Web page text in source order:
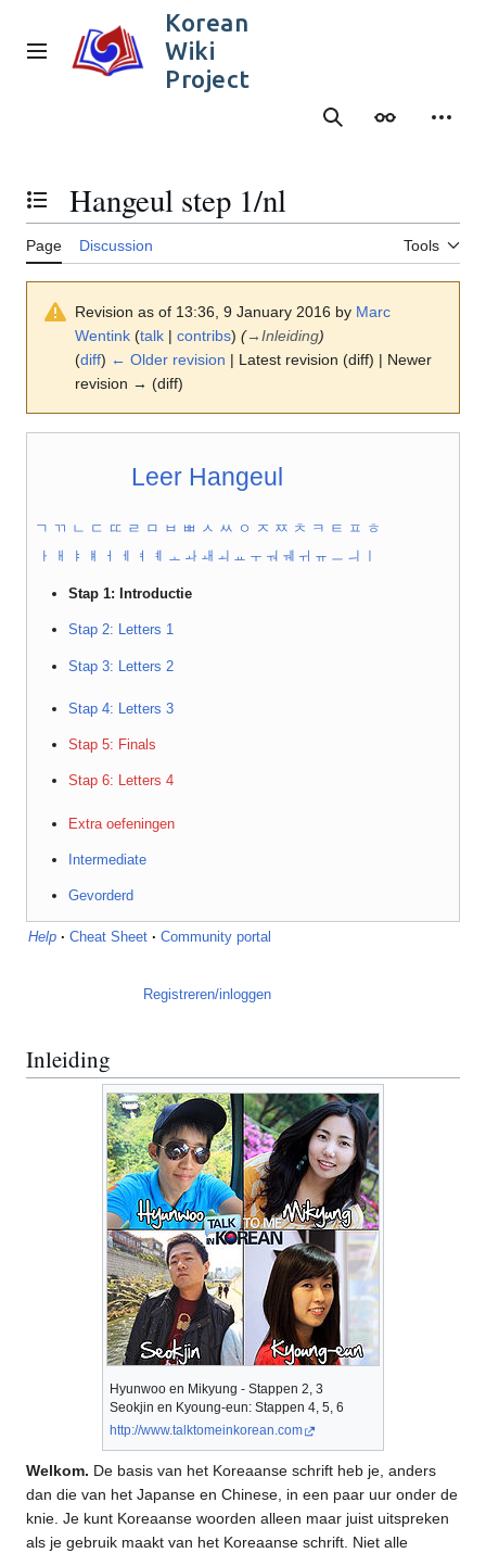
content
Main menu
Korean
Wiki
Project
SearchAppearance
Toggle the table of contents
Hangeul step 1/nl
Page Discussion Tools
Revision as of 13:36, 9 January 2016 by Marc
Wentink (talk | contribs) (→Inleiding)
(diff) ← Older revision | Latest revision (diff) | Newer
revision → (diff)
Leer Hangeul
ㄱ ㄲ ㄴ ㄷ ㄸ ㄹ ㅁ ㅂ ㅃ ㅅ ㅆ ㅇ ㅈ ㅉ ㅊ ㅋ ㅌ ㅍ ㅎ
ㅏ ㅐ ㅑ ㅒ ㅓ ㅔ ㅕ ㅖ ㅗ ㅘ ㅙ ㅚ ㅛ ㅜ ㅝ ㅞ ㅟ ㅠ ㅡ ㅢ
Stap 1: Introductie
Stap 2: Letters 1
Stap 3: Letters 2
Stap 4: Letters 3
Stap 5: Finals
Stap 6: Letters 4
Extra oefeningen
Intermediate
Gevorderd
Help · Cheat Sheet · Community portal
Registreren/inloggen
Inleiding
Hyunwoo en Mikyung - Stappen 2, 3
Seokjin en Kyoung-eun: Stappen 4, 5, 6
http://www.talktomeinkorean.com
Welkom. De basis van het Koreaanse schrift heb je, anders
dan die van het Japanse en Chinese, in een paar uur onder de
knie. Je kunt Koreaanse woorden alleen maar juist uitspreken
als je gebruik maakt van het Koreaanse schrift. Niet alle